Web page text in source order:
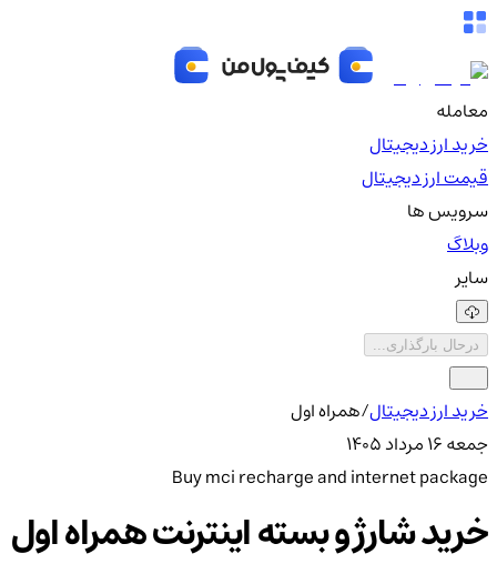
معامله
خرید ارز دیجیتال
قیمت ارز دیجیتال
سرویس ها
وبلاگ
سایر
درحال بارگذاری...
خرید ارز دیجیتال/همراه اول
جمعه ۱۶ مرداد ۱۴۰۵
Buy mci recharge and internet package
خرید شارژ و بسته اینترنت همراه اول